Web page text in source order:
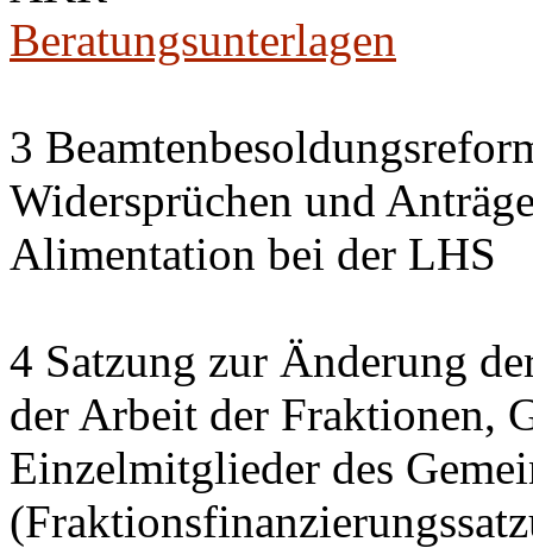
Beratungsunterlagen
3
Widersprüchen und
Alimentation bei der LHS
4 Satzung zur Änderung
der Arbeit der Fraktionen,
Einzelmitglieder des